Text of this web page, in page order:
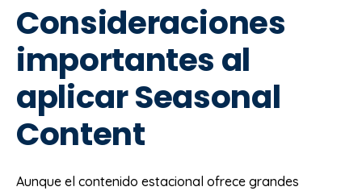
Consideraciones
importantes al
aplicar Seasonal
Content
Aunque el contenido estacional ofrece grandes